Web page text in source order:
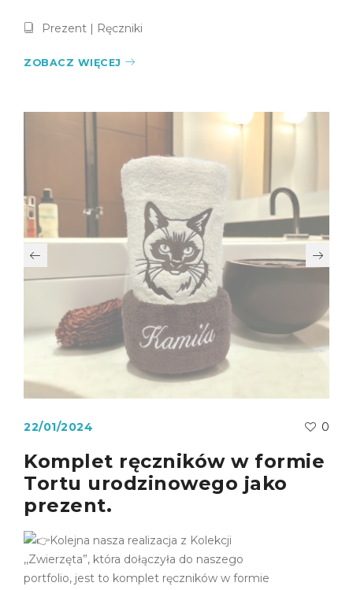
oraz ręcznik 50 x 100 w kolorze dobranym
ZOBACZ WIĘCEJ
22/01/2024 0
Komplet ręczników w formie
Tortu urodzinowego jako
prezent.
Kolejna nasza realizacja z Kolekcji
,,Zwierzęta”, która dołączyła do naszego
portfolio, jest to komplet ręczników w formie